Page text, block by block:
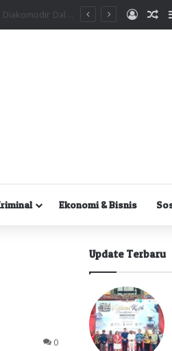
Masuk
Ekonomi & Bisnis
0
Update Terbaru